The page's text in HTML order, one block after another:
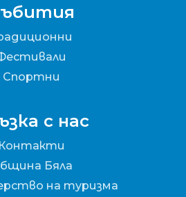
Спортни
с нас
Контакти
Бяла
на туризма